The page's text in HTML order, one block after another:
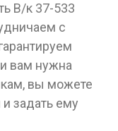
В/к 37-533
с
вам нужна
вы можете
задать ему